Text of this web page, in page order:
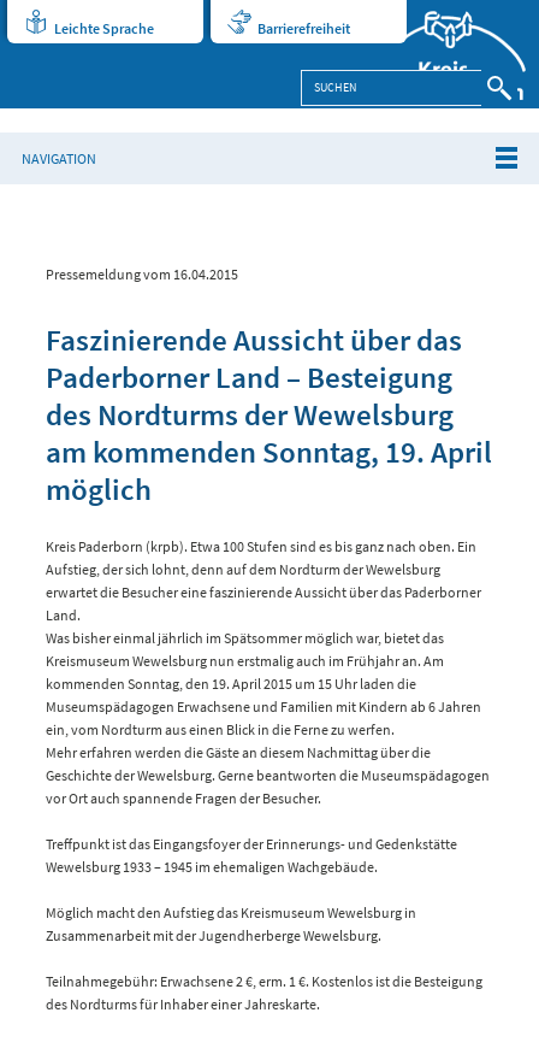
Leichte Sprache Barrierefreiheit
NAVIGATION
Pressemeldung vom 16.04.2015
Faszinierende Aussicht über das
Paderborner Land – Besteigung
des Nordturms der Wewelsburg
am kommenden Sonntag, 19. April
möglich
Kreis Paderborn (krpb). Etwa 100 Stufen sind es bis ganz nach oben. Ein
Aufstieg, der sich lohnt, denn auf dem Nordturm der Wewelsburg
erwartet die Besucher eine faszinierende Aussicht über das Paderborner
Land.
Was bisher einmal jährlich im Spätsommer möglich war, bietet das
Kreismuseum Wewelsburg nun erstmalig auch im Frühjahr an. Am
kommenden Sonntag, den 19. April 2015 um 15 Uhr laden die
Museumspädagogen Erwachsene und Familien mit Kindern ab 6 Jahren
ein, vom Nordturm aus einen Blick in die Ferne zu werfen.
Mehr erfahren werden die Gäste an diesem Nachmittag über die
Geschichte der Wewelsburg. Gerne beantworten die Museumspädagogen
vor Ort auch spannende Fragen der Besucher.
Treffpunkt ist das Eingangsfoyer der Erinnerungs- und Gedenkstätte
Wewelsburg 1933 – 1945 im ehemaligen Wachgebäude.
Möglich macht den Aufstieg das Kreismuseum Wewelsburg in
Zusammenarbeit mit der Jugendherberge Wewelsburg.
Teilnahmegebühr: Erwachsene 2 €, erm. 1 €. Kostenlos ist die Besteigung
des Nordturms für Inhaber einer Jahreskarte.